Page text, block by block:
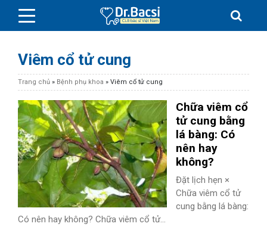
BỆNH DA LIỄU
BỆNH PHỤ KHOA
BỆNH XƯƠNG KHỚP
SỨC KHỎE GIỚI TÍNH
Viêm cổ tử cung
Trang chủ » Bệnh phụ khoa » Viêm cổ tử cung
Chữa viêm cổ
tử cung bằng
lá bàng: Có
nên hay
không?
Đặt lịch hẹn ×
Chữa viêm cổ tử
cung bằng lá bàng:
Có nên hay không? Chữa viêm cổ tử...